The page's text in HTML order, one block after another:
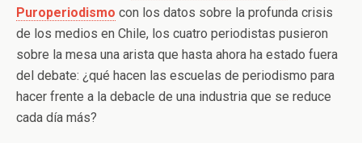
Puroperiodismo con los datos sobre la profunda crisis
de los medios en Chile, los cuatro periodistas pusieron
sobre la mesa una arista que hasta ahora ha estado fuera
del debate: ¿qué hacen las escuelas de periodismo para
hacer frente a la debacle de una industria que se reduce
cada día más?